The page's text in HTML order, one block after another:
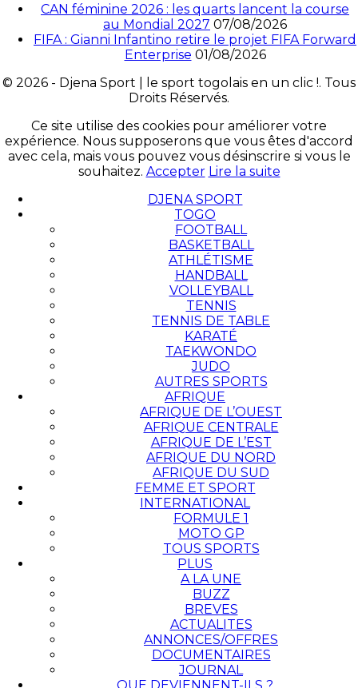
CAN féminine 2026 : les quarts lancent la course
au Mondial 2027 07/08/2026
FIFA : Gianni Infantino retire le projet FIFA Forward
Enterprise 01/08/2026
© 2026 - Djena Sport | le sport togolais en un clic !. Tous
Droits Réservés.
Ce site utilise des cookies pour améliorer votre
expérience. Nous supposerons que vous êtes d'accord
avec cela, mais vous pouvez vous désinscrire si vous le
souhaitez. Accepter Lire la suite
DJENA SPORT
TOGO
FOOTBALL
BASKETBALL
ATHLÉTISME
HANDBALL
VOLLEYBALL
TENNIS
TENNIS DE TABLE
KARATÉ
TAEKWONDO
JUDO
AUTRES SPORTS
AFRIQUE
AFRIQUE DE L’OUEST
AFRIQUE CENTRALE
AFRIQUE DE L’EST
AFRIQUE DU NORD
AFRIQUE DU SUD
FEMME ET SPORT
INTERNATIONAL
FORMULE 1
MOTO GP
TOUS SPORTS
PLUS
A LA UNE
BUZZ
BREVES
ACTUALITES
ANNONCES/OFFRES
DOCUMENTAIRES
JOURNAL